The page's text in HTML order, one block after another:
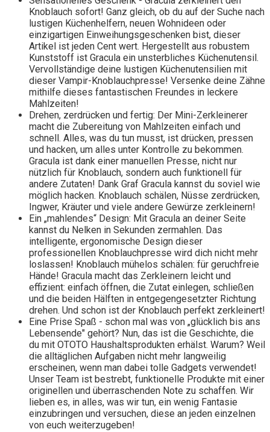
Knoblauch sofort! Ganz gleich, ob du auf der Suche nach
lustigen Küchenhelfern, neuen Wohnideen oder
einzigartigen Einweihungsgeschenken bist, dieser
Artikel ist jeden Cent wert. Hergestellt aus robustem
Kunststoff ist Gracula ein unsterbliches Küchenutensil.
Vervollständige deine lustigen Küchenutensilien mit
dieser Vampir-Knoblauchpresse! Versenke deine Zähne
mithilfe dieses fantastischen Freundes in leckere
Mahlzeiten!
Drehen, zerdrücken und fertig: Der Mini-Zerkleinerer
macht die Zubereitung von Mahlzeiten einfach und
schnell. Alles, was du tun musst, ist drücken, pressen
und hacken, um alles unter Kontrolle zu bekommen.
Gracula ist dank einer manuellen Presse, nicht nur
nützlich für Knoblauch, sondern auch funktionell für
andere Zutaten! Dank Graf Gracula kannst du soviel wie
möglich hacken. Knoblauch schälen, Nüsse zerdrücken,
Ingwer, Kräuter und viele andere Gewürze zerkleinern!
Ein „mahlendes“ Design: Mit Gracula an deiner Seite
kannst du Nelken in Sekunden zermahlen. Das
intelligente, ergonomische Design dieser
professionellen Knoblauchpresse wird dich nicht mehr
loslassen! Knoblauch mühelos schälen: für geruchfreie
Hände! Gracula macht das Zerkleinern leicht und
effizient: einfach öffnen, die Zutat einlegen, schließen
und die beiden Hälften in entgegengesetzter Richtung
drehen. Und schon ist der Knoblauch perfekt zerkleinert!
Eine Prise Spaß - schon mal was von „glücklich bis ans
Lebensende" gehört? Nun, das ist die Geschichte, die
du mit OTOTO Haushaltsprodukten erhälst. Warum? Weil
die alltäglichen Aufgaben nicht mehr langweilig
erscheinen, wenn man dabei tolle Gadgets verwendet!
Unser Team ist bestrebt, funktionelle Produkte mit einer
originellen und überraschenden Note zu schaffen. Wir
lieben es, in alles, was wir tun, ein wenig Fantasie
einzubringen und versuchen, diese an jeden einzelnen
von euch weiterzugeben!